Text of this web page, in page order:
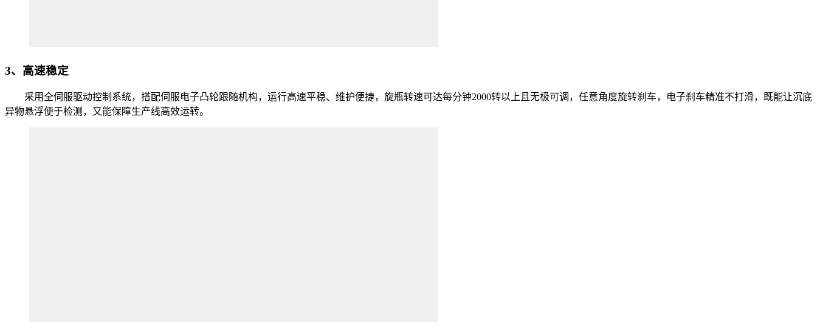
3、高速稳定
采用全伺服驱动控制系统，搭配伺服电子凸轮跟随机构，运行高速平稳、维护便捷，旋瓶转速可达每分钟2000转以上且无极可调，任意角度旋转刹车，电子刹车精准不打滑，既能让沉底
异物悬浮便于检测，又能保障生产线高效运转。